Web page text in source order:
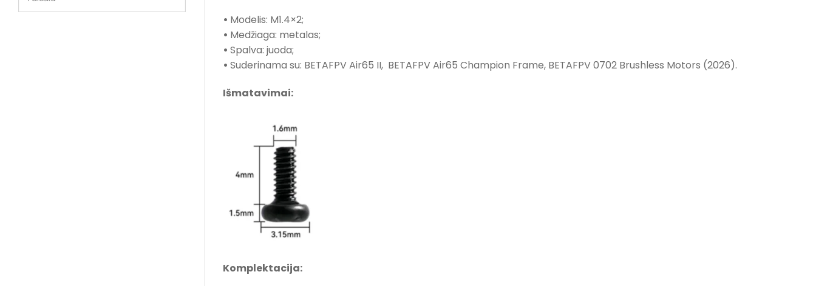
• Modelis: M1.4×2;
• Medžiaga: metalas;
• Spalva: juoda;
• Suderinama su: BETAFPV Air65 II, BETAFPV Air65 Champion Frame, BETAFPV 0702 Brushless Motors (2026).
Išmatavimai:
Komplektacija: